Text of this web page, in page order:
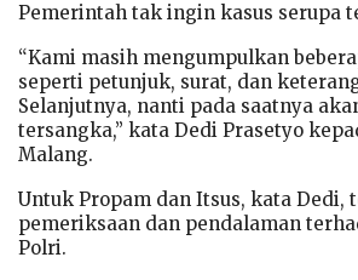
Pemerintah tak ingin kasus serupa
“Kami masih mengumpulkan
seperti petunjuk, surat, dan
Selanjutnya, nanti pada saatnya
tersangka,” kata Dedi Prasetyo
Malang.
Untuk Propam dan Itsus, kata Dedi,
pemeriksaan dan pendalaman
Polri.